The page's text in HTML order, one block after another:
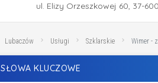
ul. Elizy Orzeszkowej 60, 37-
Lubaczów Usługi Szklarskie Wimer -
SŁOWA KLUCZOWE